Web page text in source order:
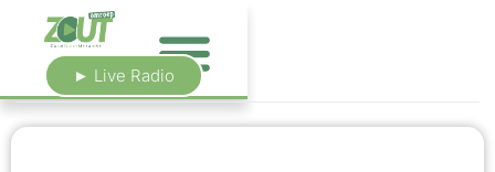
► Live Radio